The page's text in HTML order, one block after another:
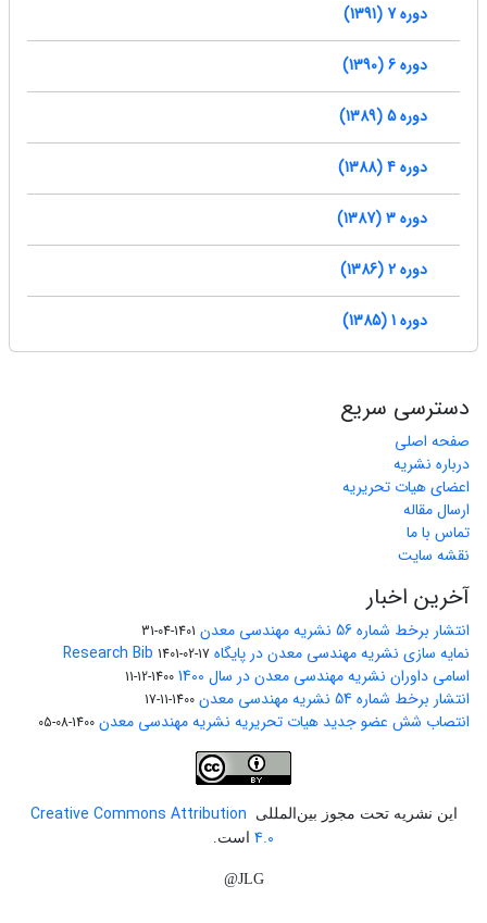
دوره 7 (1391)
دوره 6 (1390)
دوره 5 (1389)
دوره 4 (1388)
دوره 3 (1387)
دوره 2 (1386)
دوره 1 (1385)
دسترسی سریع
صفحه اصلی
درباره نشریه
اعضای هیات تحریریه
ارسال مقاله
تماس با ما
نقشه سایت
آخرین اخبار
انتشار برخط شماره 56 نشریه مهندسی معدن 1401-04-31
نمایه سازی نشریه مهندسی معدن در پایگاه Research Bib 1401-02-17
اسامی داوران نشریه مهندسی معدن در سال 1400 1400-12-11
انتشار برخط شماره 54 نشریه مهندسی معدن 1400-11-17
انتصاب شش عضو جدید هیات تحریریه نشریه مهندسی معدن 1400-08-05
این نشریه تحت مجوز بین‌المللی
Creative Commons Attribution
4.0 است.
JLG@